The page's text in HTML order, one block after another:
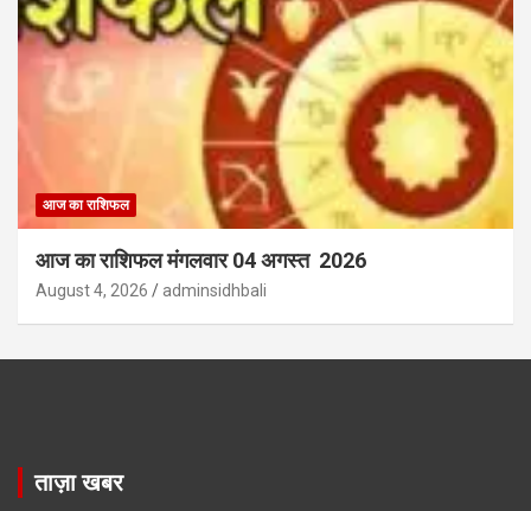
आज का राशिफल
आज का राशिफल मंगलवार 04 अगस्त 2026
August 4, 2026 adminsidhbali
ताज़ा खबर